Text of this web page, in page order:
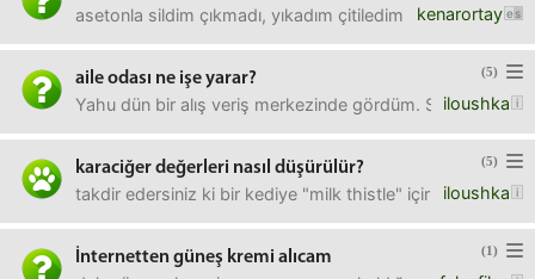
kenarortay
asetonla sildim çıkmadı, yıkadım çitiledim çıkmadı. var
(5)
aile odası ne işe yarar?
iloushka
Yahu dün bir alış veriş merkezinde gördüm.
(5)
karaciğer değerleri nasıl düşürülür?
iloushka
takdir edersiniz ki bir kediye "milk thistle" içirmek pek de
(1)
İnternetten güneş kremi alıcam